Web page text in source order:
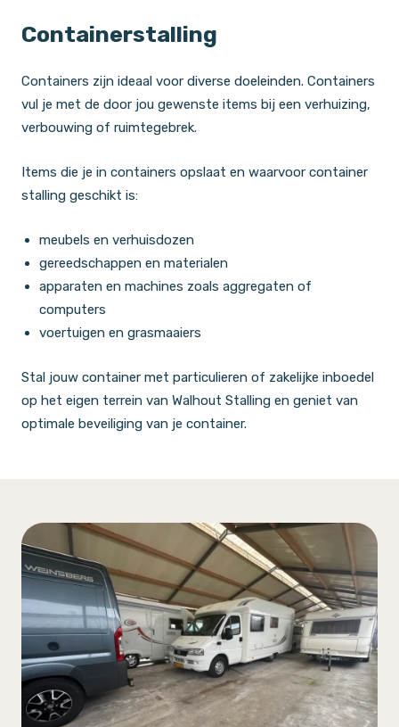
Containerstalling
Containers zijn ideaal voor diverse doeleinden. Containers
vul je met de door jou gewenste items bij een verhuizing,
verbouwing of ruimtegebrek.
Items die je in containers opslaat en waarvoor container
stalling geschikt is:
meubels en verhuisdozen
gereedschappen en materialen
apparaten en machines zoals aggregaten of
computers
voertuigen en grasmaaiers
Stal jouw container met particulieren of zakelijke inboedel
op het eigen terrein van Walhout Stalling en geniet van
optimale beveiliging van je container.